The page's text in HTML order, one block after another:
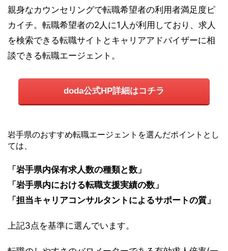
親身なカウンセリングで転職希望者の利用者満足度ピ
カイチ。転職希望者の2人に1人が利用しており、求人
を検索できる転職サイトとキャリアアドバイザーに相
談できる転職エージェント。
doda公式HP詳細はコチラ
岩手県のおすすめ転職エージェントを選んだポイントとし
ては、
「岩手県内保有求人数の種類と数」
「岩手県内における転職支援実績の数」
「担当キャリアコンサルタントによるサポートの質」
上記3点を基準に選んでいます。